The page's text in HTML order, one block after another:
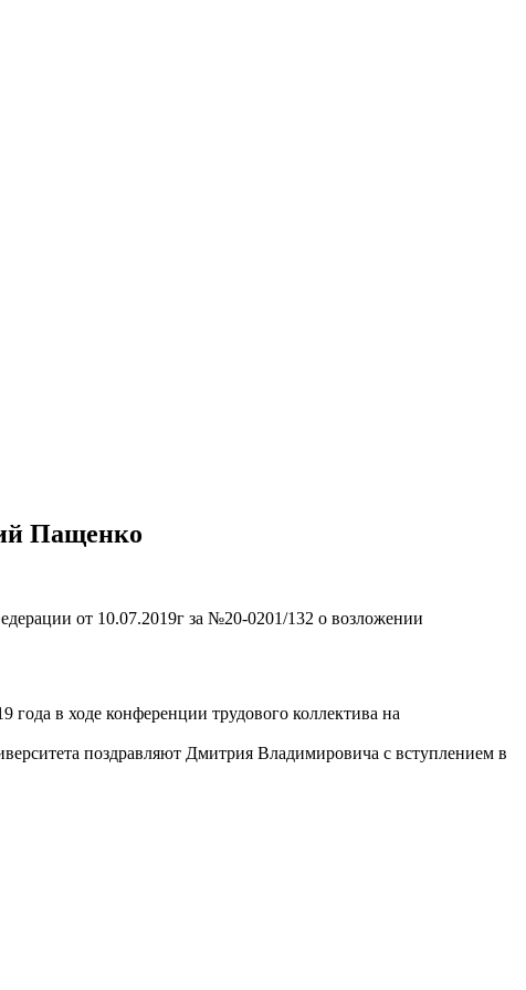
Пащенко
от 10.07.2019г за №20-0201/132 о возложении
в ходе конференции трудового коллектива на
поздравляют Дмитрия Владимировича с вступлением в